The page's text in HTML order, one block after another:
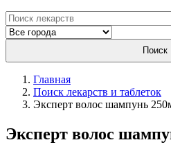
Поиск
Главная
Поиск лекарств и таблеток
Эксперт волос шампунь
Эксперт волос